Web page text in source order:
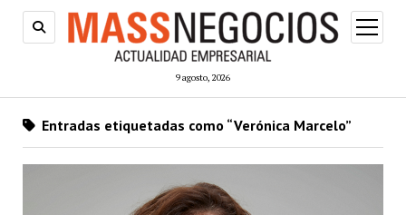
9 agosto, 2026
abrir
menú
Entradas etiquetadas como “Verónica Marcelo”